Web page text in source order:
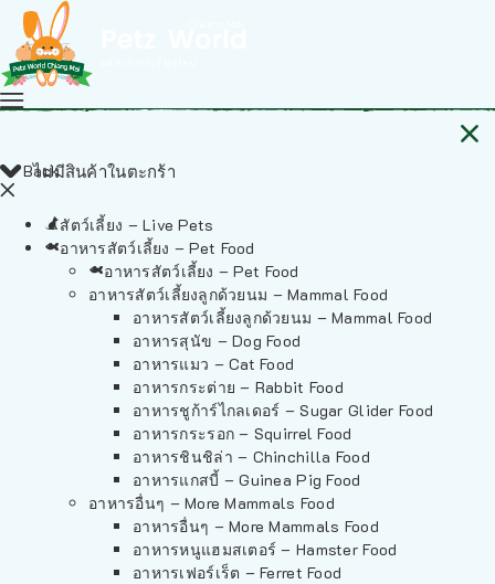
ไม่มีสินค้าในตะกร้า
Back
สัตว์เลี้ยง – Live Pets
อาหารสัตว์เลี้ยง – Pet Food
อาหารสัตว์เลี้ยง – Pet Food
อาหารสัตว์เลี้ยงลูกด้วยนม – Mammal Food
อาหารสัตว์เลี้ยงลูกด้วยนม – Mammal Food
อาหารสุนัข – Dog Food
อาหารแมว – Cat Food
อาหารกระต่าย – Rabbit Food
อาหารชูก้าร์ไกลเดอร์ – Sugar Glider Food
อาหารกระรอก – Squirrel Food
อาหารชินชิล่า – Chinchilla Food
อาหารแกสบี้ – Guinea Pig Food
อาหารอื่นๆ – More Mammals Food
อาหารอื่นๆ – More Mammals Food
อาหารหนูแฮมสเตอร์ – Hamster Food
อาหารเฟอร์เร็ต – Ferret Food